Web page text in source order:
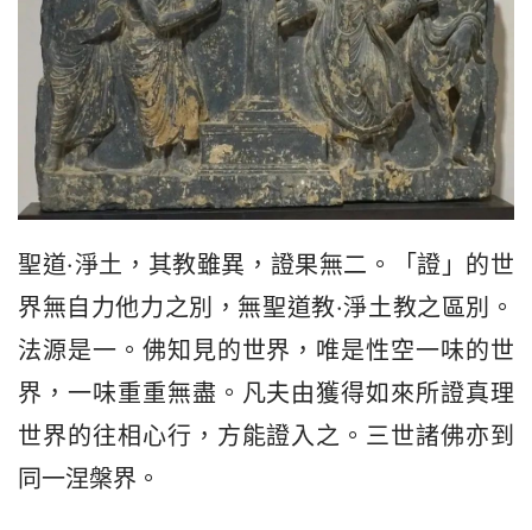
聖道·淨土，其教雖異，證果無二。「證」的世
界無自力他力之別，無聖道教·淨土教之區別。
法源是一。佛知見的世界，唯是性空一味的世
界，一味重重無盡。凡夫由獲得如來所證真理
世界的往相心行，方能證入之。三世諸佛亦到
同一涅槃界。